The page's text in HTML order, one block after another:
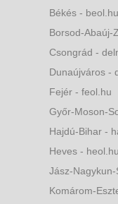
Békés - beol.hu
Borsod-Abaúj-
Csongrád -
Dunaújváros -
Fejér - feol.hu
Győr-Moson-
Hajdú-Bihar -
Heves - heol.hu
Jász-
Komárom-